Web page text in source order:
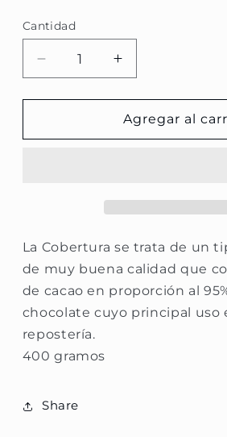
Cantidad
Reducir
cantidad
para
al
Aumentar
cantidad
para
Cobertura
al
Agregar al
La Cobertura se trata de un
de muy buena calidad que
de cacao en proporción al
chocolate cuyo principal uso
repostería.
400 gramos
Share